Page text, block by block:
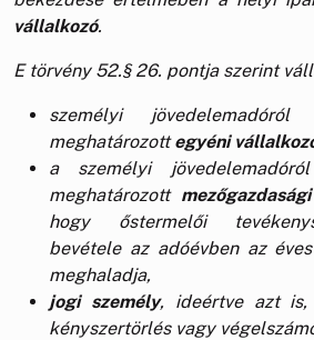
vállalkozó.
E törvény 52.§ 26. pontja szerint
személyi
meghatározottegyéni
a személyi
meghatározott
hogy őstermelői
bevétele az adóévben az
meghaladja,
jogi személy, ideértve azt is,
kényszertörlés vagy